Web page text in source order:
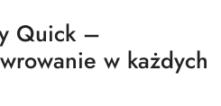
Quick –
w każdych